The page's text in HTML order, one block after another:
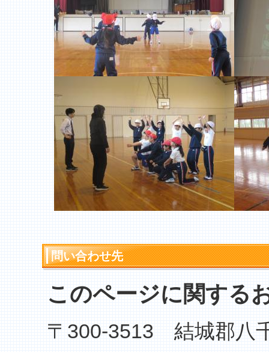
問い合わせ先
このページに関する
〒300-3513 結城郡八